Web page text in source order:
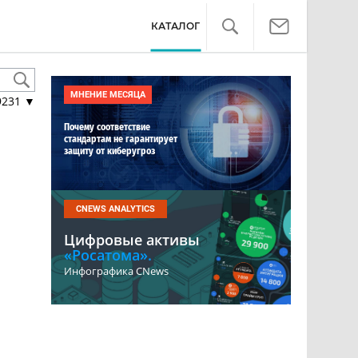
КАТАЛОГ
▼ МНЕНИЕ МЕСЯЦА
Почему соответствие
стандартам не гарантирует
защиту от киберугроз
CNEWS ANALYTICS
Цифровые активы
«Росатома».
Инфографика CNews